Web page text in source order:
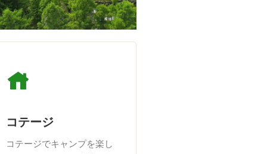
コテージ
コテージでキャンプを楽し